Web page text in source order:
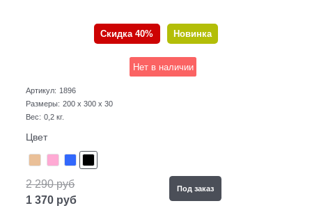
Скидка 40% Новинка
Нет в наличии
Артикул: 1896
Размеры: 200 x 300 x 30
Вес: 0,2 кг.
Цвет
2 290 руб
1 370 руб
Под заказ